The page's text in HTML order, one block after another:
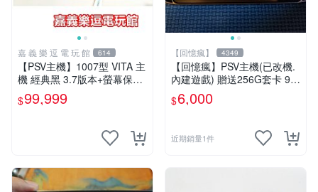
嘉 義 樂 逗 電 玩 館 614
【PSV主機】1007型 VITA 主
機 經典黑 3.7版本+螢幕保護
貼+主機收納包【9成新】✪中
古二手✪嘉義樂逗電玩館
$99,999
【回憶瘋】 4349
【回憶瘋】PSV主機(已改機.
內建遊戲) 贈送256G套卡 9成
新 遊戲機 PSVITA
$6,000
近期銷量1件